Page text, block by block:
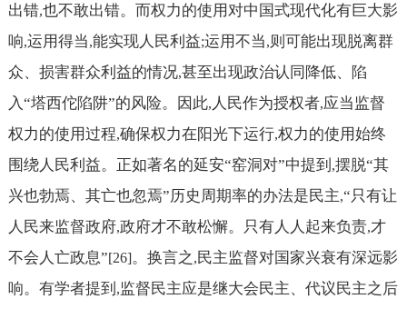
出错,也不敢出错。而权力的使用对中国式现代化有巨大影
响,运用得当,能实现人民利益;运用不当,则可能出现脱离群
众、损害群众利益的情况,甚至出现政治认同降低、陷
入“塔西佗陷阱”的风险。因此, 人民作为授权者,应当监督
权力的使用过程,确保权力在阳光下运行,权力的使用始终
围绕人民利益。正如著名的延安“窑洞对”中提到 ,摆脱“其
兴也勃焉、其亡也忽焉”历史周期率的办法是民主,“只有让
人民来监督政府,政府才不敢松懈。只有人人起来负责,才
不会人亡政息”[26]。换言之,民主监督对国家兴衰有深远影
响。有学者提到 ,监督民主应是继大会民主、代议民主之后